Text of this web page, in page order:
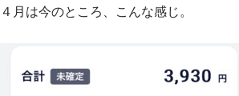
４月は今のところ、こんな感じ。